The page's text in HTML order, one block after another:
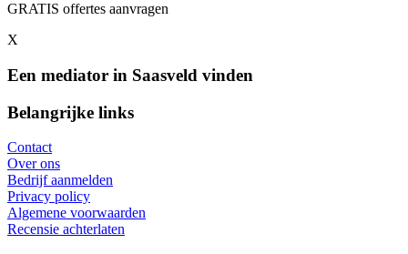
GRATIS offertes aanvragen
X
Een mediator in Saasveld vinden
Belangrijke links
Contact
Over ons
Bedrijf aanmelden
Privacy policy
Algemene voorwaarden
Recensie achterlaten